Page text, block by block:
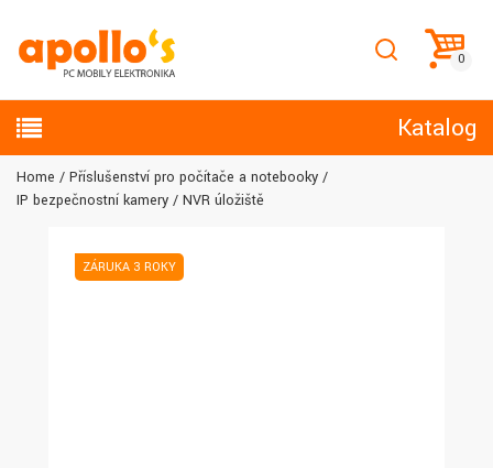
Katalog
Home
Příslušenství pro počítače a notebooky
IP bezpečnostní kamery
NVR úložiště
ZÁRUKA 3 ROKY